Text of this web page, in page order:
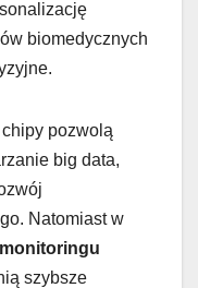
biomedycznych
pozwolą
big data,
Natomiast w
szybsze